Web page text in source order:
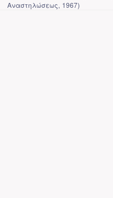
Αναστηλώσεως, 1967)